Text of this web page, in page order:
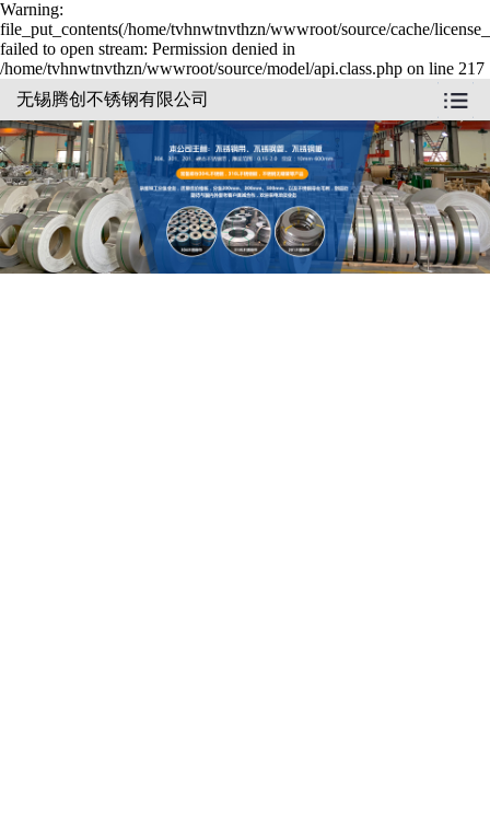
Warning:
file_put_contents(/home/tvhnwtnvthzn/wwwroot/source/cache/
failed to open stream: Permission denied in
/home/tvhnwtnvthzn/wwwroot/source/model/api.class.php on line 217
无锡腾创不锈钢有限公司